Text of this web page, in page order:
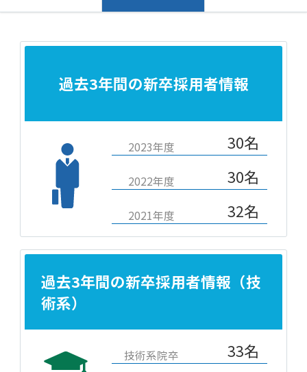
過去3年間の新卒採用者情報
2023年度 30名
2022年度 30名
2021年度 32名
過去3年間の新卒採用者情報（技
術系）
技術系院卒 33名